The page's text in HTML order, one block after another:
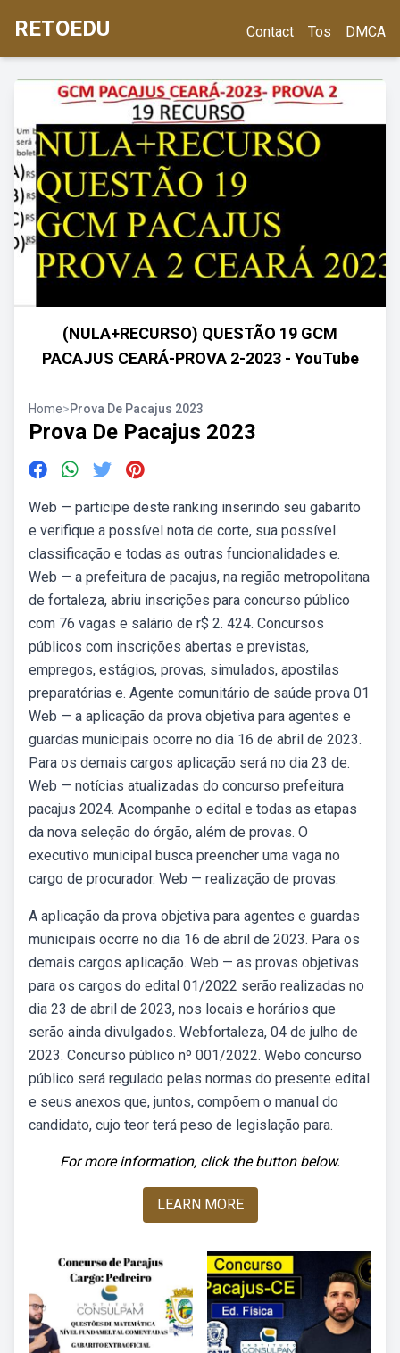
RETOEDU Contact Tos DMCA
(NULA+RECURSO) QUESTÃO 19 GCM
PACAJUS CEARÁ-PROVA 2-2023 - YouTube
Home>Prova De Pacajus 2023
Prova De Pacajus 2023
Web — participe deste ranking inserindo seu gabarito
e verifique a possível nota de corte, sua possível
classificação e todas as outras funcionalidades e.
Web — a prefeitura de pacajus, na região metropolitana
de fortaleza, abriu inscrições para concurso público
com 76 vagas e salário de r$ 2. 424. Concursos
públicos com inscrições abertas e previstas,
empregos, estágios, provas, simulados, apostilas
preparatórias e. Agente comunitário de saúde prova 01
Web — a aplicação da prova objetiva para agentes e
guardas municipais ocorre no dia 16 de abril de 2023.
Para os demais cargos aplicação será no dia 23 de.
Web — notícias atualizadas do concurso prefeitura
pacajus 2024. Acompanhe o edital e todas as etapas
da nova seleção do órgão, além de provas. O
executivo municipal busca preencher uma vaga no
cargo de procurador. Web — realização de provas.
A aplicação da prova objetiva para agentes e guardas
municipais ocorre no dia 16 de abril de 2023. Para os
demais cargos aplicação. Web — as provas objetivas
para os cargos do edital 01/2022 serão realizadas no
dia 23 de abril de 2023, nos locais e horários que
serão ainda divulgados. Webfortaleza, 04 de julho de
2023. Concurso público nº 001/2022. Webo concurso
público será regulado pelas normas do presente edital
e seus anexos que, juntos, compõem o manual do
candidato, cujo teor terá peso de legislação para.
For more information, click the button below.
LEARN MORE